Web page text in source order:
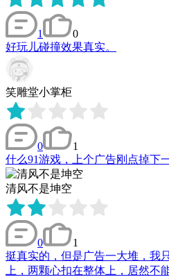
1
0
好玩儿碰撞效果真实。
笑雕堂小掌柜
0
1
什么91游戏，上个广告刚点掉下
清风不是坤空
0
1
挺真实的，但是广告一大堆，我
上，两颗心扣在整体上，居然不